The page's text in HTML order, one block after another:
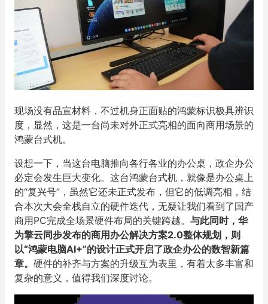
现场没有品宣材料，不过机身正面贴的鸿蒙标识极具辨识
度，显然，这是一台尚未对外正式亮相的面向商用场景的
鸿蒙台式机。
设想一下，当这台电脑推向各行各业的办公桌，政企办公
必定会发生巨大变化。这台鸿蒙台式机，就像是办公桌上
的“复兴号”，虽然它还未正式发布，但它的低调亮相，结
合本次大会全栈自立的硬件迭代，无疑让我们看到了国产
商用PC完成全场景硬件布局的关键跨越。 与此同时，华
为擎云同步发布的商用办公解决方案2.0整体规划，则
以“鸿蒙电脑AI+”的设计正式开启了政企办公的数智新篇
章。 硬件的补齐与方案的升级互为表里，有着太多丰富和
复杂的意义，值得我们深度讨论。